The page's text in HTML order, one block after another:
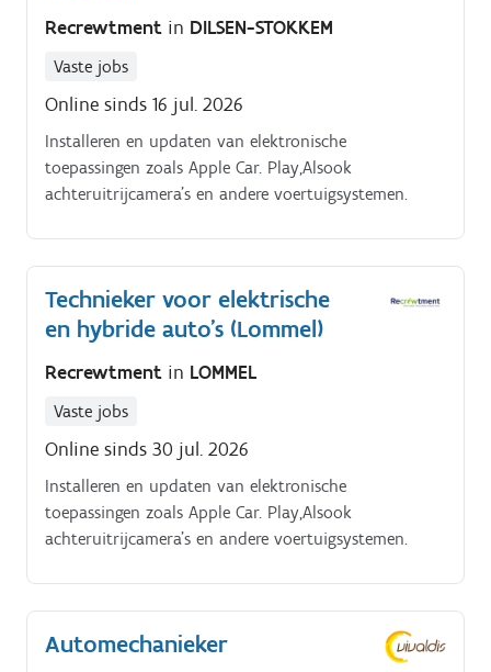
Recrewtment in DILSEN-STOKKEM
Vaste jobs
Online sinds 16 jul. 2026
Installeren en updaten van elektronische
toepassingen zoals Apple Car. Play,Alsook
achteruitrijcamera's en andere voertuigsystemen.
Technieker voor elektrische
en hybride auto's (Lommel)
Recrewtment in LOMMEL
Vaste jobs
Online sinds 30 jul. 2026
Installeren en updaten van elektronische
toepassingen zoals Apple Car. Play,Alsook
achteruitrijcamera's en andere voertuigsystemen.
Automechanieker